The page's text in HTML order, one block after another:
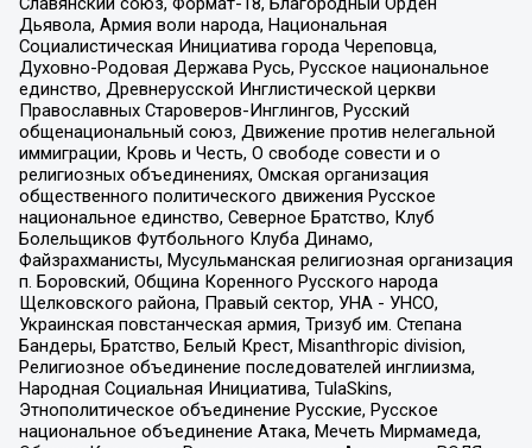
Дьявола, Армия воли народа, Национальная
Социалистическая Инициатива города Череповца,
Духовно-Родовая Держава Русь, Русское национальное
единство, Древнерусской Инглистической церкви
Православных Староверов-Инглингов, Русский
общенациональный союз, Движение против нелегальной
иммиграции, Кровь и Честь, О свободе совести и о
религиозных объединениях, Омская организация
общественного политического движения Русское
национальное единство, Северное Братство, Клуб
Болельщиков Футбольного Клуба Динамо,
Файзрахманисты, Мусульманская религиозная организация
п. Боровский, Община Коренного Русского народа
Щелковского района, Правый сектор, УНА - УНСО,
Украинская повстанческая армия, Тризуб им. Степана
Бандеры, Братство, Белый Крест, Misanthropic division,
Религиозное объединение последователей инглиизма,
Народная Социальная Инициатива, TulaSkins,
Этнополитическое объединение Русские, Русское
национальное объединение Атака, Мечеть Мирмамеда,